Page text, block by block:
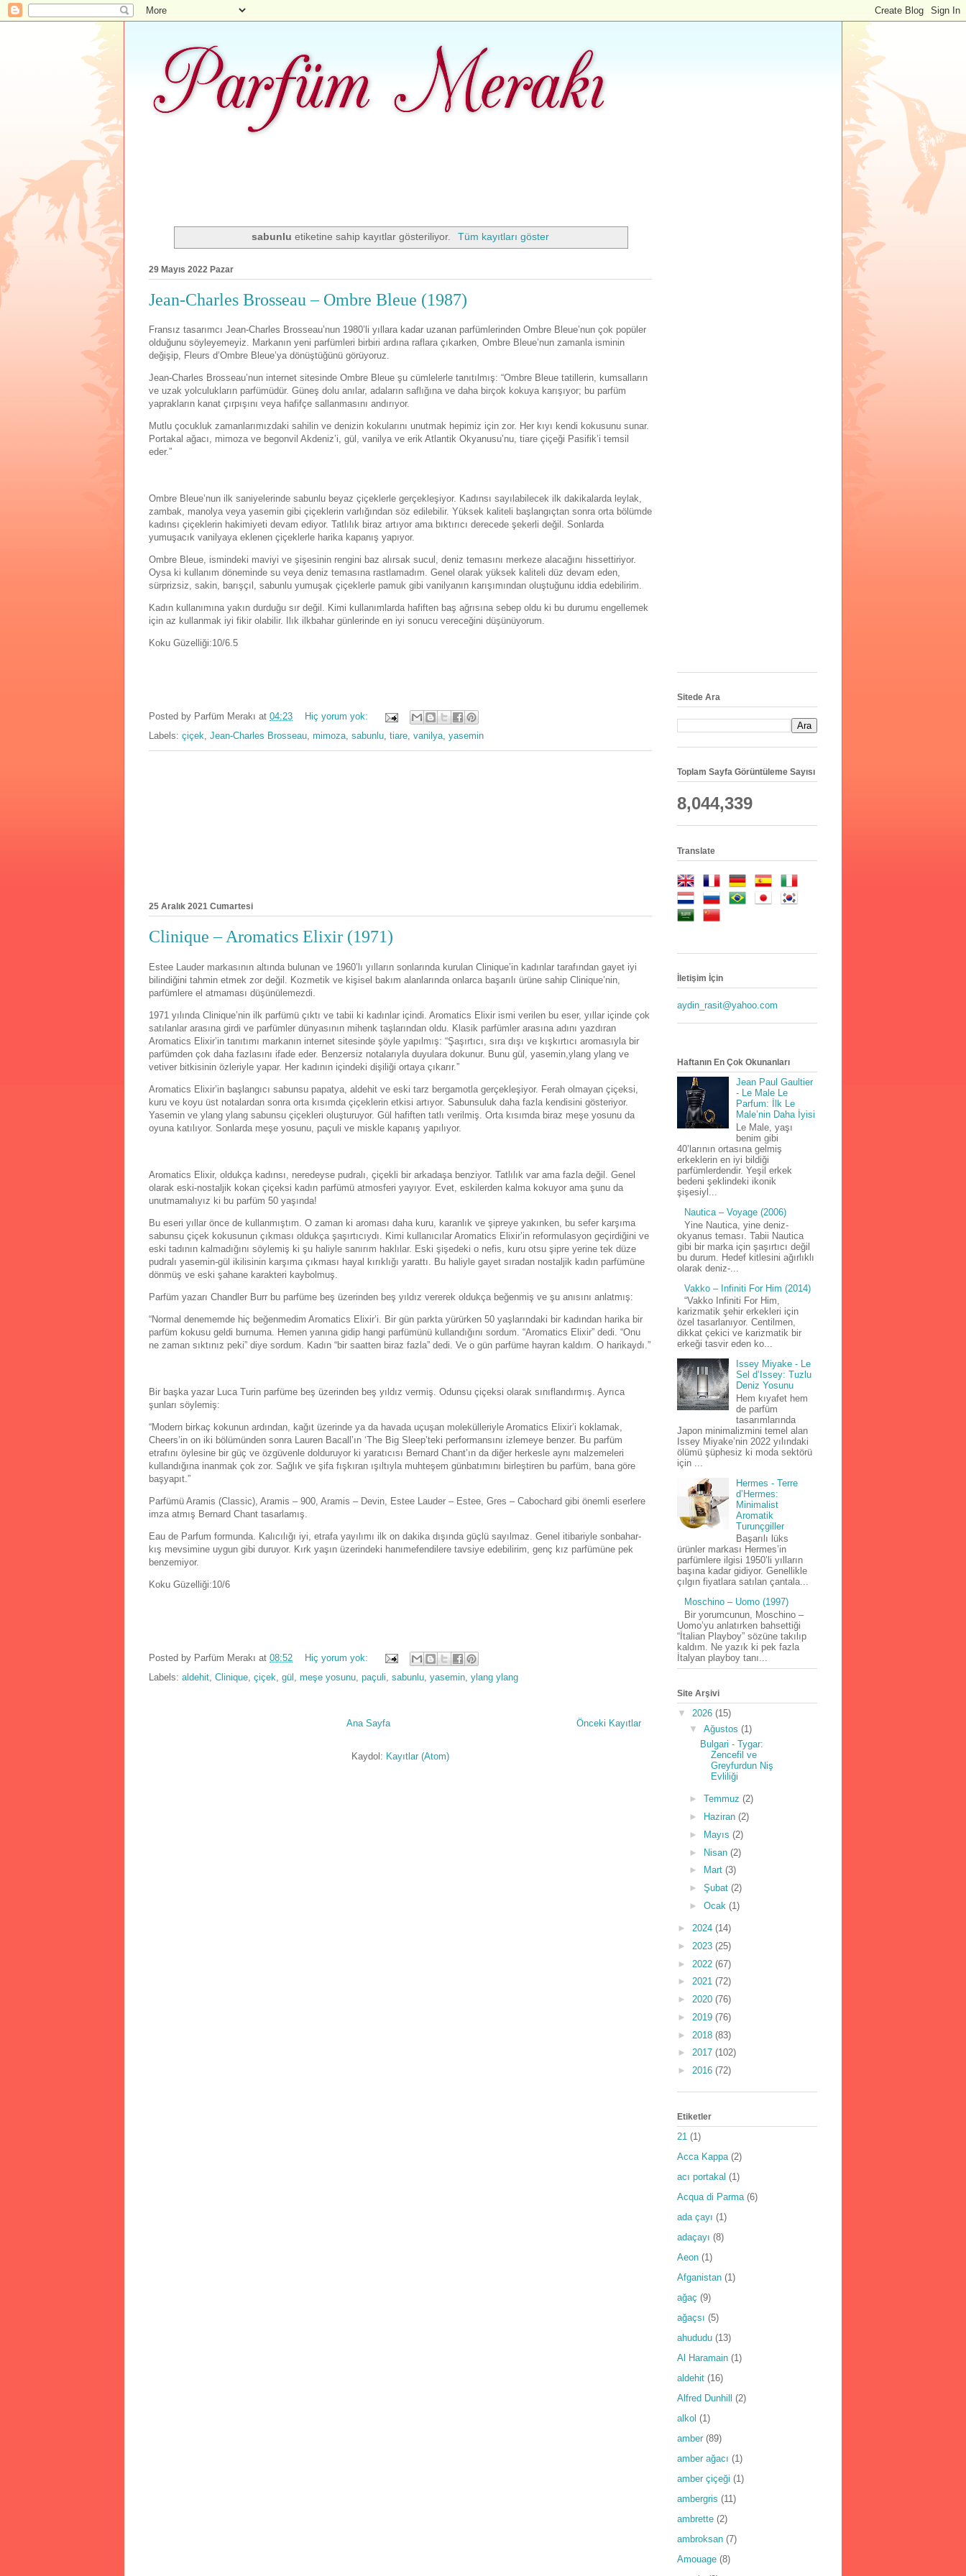
sabunlu etiketine sahip kayıtlar gösteriliyor. Tüm kayıtları göster
29 Mayıs 2022 Pazar
Jean-Charles Brosseau – Ombre Bleue (1987)
Fransız tasarımcı Jean-Charles Brosseau’nun 1980’li yıllara kadar uzanan parfümlerinden Ombre Bleue’nun çok popüler
olduğunu söyleyemeyiz. Markanın yeni parfümleri birbiri ardına raflara çıkarken, Ombre Bleue’nun zamanla isminin
değişip, Fleurs d’Ombre Bleue’ya dönüştüğünü görüyoruz.
Jean-Charles Brosseau’nun internet sitesinde Ombre Bleue şu cümlelerle tanıtılmış: “Ombre Bleue tatillerin, kumsalların
ve uzak yolculukların parfümüdür. Güneş dolu anılar, adaların saflığına ve daha birçok kokuya karışıyor; bu parfüm
yaprakların kanat çırpışını veya hafifçe sallanmasını andırıyor.
Mutlu çocukluk zamanlarımızdaki sahilin ve denizin kokularını unutmak hepimiz için zor. Her kıyı kendi kokusunu sunar.
Portakal ağacı, mimoza ve begonvil Akdeniz’i, gül, vanilya ve erik Atlantik Okyanusu’nu, tiare çiçeği Pasifik’i temsil
eder.”
Ombre Bleue’nun ilk saniyelerinde sabunlu beyaz çiçeklerle gerçekleşiyor. Kadınsı sayılabilecek ilk dakikalarda leylak,
zambak, manolya veya yasemin gibi çiçeklerin varlığından söz edilebilir. Yüksek kaliteli başlangıçtan sonra orta bölümde
kadınsı çiçeklerin hakimiyeti devam ediyor. Tatlılık biraz artıyor ama bıktırıcı derecede şekerli değil. Sonlarda
yumuşacık vanilyaya eklenen çiçeklerle harika kapanış yapıyor.
Ombre Bleue, ismindeki maviyi ve şişesinin rengini baz alırsak sucul, deniz temasını merkeze alacağını hissettiriyor.
Oysa ki kullanım döneminde su veya deniz temasına rastlamadım. Genel olarak yüksek kaliteli düz devam eden,
sürprizsiz, sakin, barışçıl, sabunlu yumuşak çiçeklerle pamuk gibi vanilyanın karışımından oluştuğunu iddia edebilirim.
Kadın kullanımına yakın durduğu sır değil. Kimi kullanımlarda hafiften baş ağrısına sebep oldu ki bu durumu engellemek
için az kullanmak iyi fikir olabilir. Ilık ilkbahar günlerinde en iyi sonucu vereceğini düşünüyorum.
Koku Güzelliği:10/6.5
Posted by Parfüm Merakı at 04:23
Hiç yorum yok:
Labels: çiçek, Jean-Charles Brosseau, mimoza, sabunlu, tiare, vanilya, yasemin
25 Aralık 2021 Cumartesi
Clinique – Aromatics Elixir (1971)
Estee Lauder markasının altında bulunan ve 1960’lı yılların sonlarında kurulan Clinique’in kadınlar tarafından gayet iyi
bilindiğini tahmin etmek zor değil. Kozmetik ve kişisel bakım alanlarında onlarca başarılı ürüne sahip Clinique’nin,
parfümlere el atmaması düşünülemezdi.
1971 yılında Clinique’nin ilk parfümü çıktı ve tabii ki kadınlar içindi. Aromatics Elixir ismi verilen bu eser, yıllar içinde çok
satılanlar arasına girdi ve parfümler dünyasının mihenk taşlarından oldu. Klasik parfümler arasına adını yazdıran
Aromatics Elixir’in tanıtımı markanın internet sitesinde şöyle yapılmış: “Şaşırtıcı, sıra dışı ve kışkırtıcı aromasıyla bir
parfümden çok daha fazlasını ifade eder. Benzersiz notalarıyla duyulara dokunur. Bunu gül, yasemin,ylang ylang ve
vetiver bitkisinin özleriyle yapar. Her kadının içindeki dişiliği ortaya çıkarır.”
Aromatics Elixir’in başlangıcı sabunsu papatya, aldehit ve eski tarz bergamotla gerçekleşiyor. Ferah olmayan çiçeksi,
kuru ve koyu üst notalardan sonra orta kısımda çiçeklerin etkisi artıyor. Sabunsuluk daha fazla kendisini gösteriyor.
Yasemin ve ylang ylang sabunsu çiçekleri oluşturuyor. Gül hafiften tatlı verilmiş. Orta kısımda biraz meşe yosunu da
oyuna katılıyor. Sonlarda meşe yosunu, paçuli ve miskle kapanış yapılıyor.
Aromatics Elixir, oldukça kadınsı, neredeyse pudralı, çiçekli bir arkadaşa benziyor. Tatlılık var ama fazla değil. Genel
olarak eski-nostaljik kokan çiçeksi kadın parfümü atmosferi yayıyor. Evet, eskilerden kalma kokuyor ama şunu da
unutmamalıyız ki bu parfüm 50 yaşında!
Bu eseri yıllar önce de kullanmıştım. O zaman ki aroması daha kuru, karanlık ve şipreye yakınken, bu sefer karşıma
sabunsu çiçek kokusunun çıkması oldukça şaşırtıcıydı. Kimi kullanıcılar Aromatics Elixir’in reformulasyon geçirdiğini ve
eski tadının kalmadığını söylemiş ki şu haliyle sanırım haklılar. Eski şişedeki o nefis, kuru otsu şipre yerine tek düze
pudralı yasemin-gül ikilisinin karşıma çıkması hayal kırıklığı yarattı. Bu haliyle gayet sıradan nostaljik kadın parfümüne
dönmüş ve eski şahane karakteri kaybolmuş.
Parfüm yazarı Chandler Burr bu parfüme beş üzerinden beş yıldız vererek oldukça beğenmiş ve şu anısını anlatmış:
“Normal denememde hiç beğenmedim Aromatics Elixir’i. Bir gün parkta yürürken 50 yaşlarındaki bir kadından harika bir
parfüm kokusu geldi burnuma. Hemen yanına gidip hangi parfümünü kullandığını sordum. “Aromatics Elixir” dedi. “Onu
ne zaman sıktınız peki” diye sordum. Kadın “bir saatten biraz fazla” dedi. Ve o gün parfüme hayran kaldım. O harikaydı.”
Bir başka yazar Luca Turin parfüme beş üzerinden beş yıldız vermiş. Odunsu çiçeksi olarak sınıflandırmış. Ayrıca
şunları söylemiş:
“Modern birkaç kokunun ardından, kağıt üzerinde ya da havada uçuşan molekülleriyle Aromatics Elixir’i koklamak,
Cheers’in on iki bölümünden sonra Lauren Bacall’ın ‘The Big Sleep’teki performansını izlemeye benzer. Bu parfüm
etrafını öylesine bir güç ve özgüvenle dolduruyor ki yaratıcısı Bernard Chant’ın da diğer herkesle aynı malzemeleri
kullandığına inanmak çok zor. Sağlık ve şifa fışkıran ışıltıyla muhteşem günbatımını birleştiren bu parfüm, bana göre
başyapıt.”
Parfümü Aramis (Classic), Aramis – 900, Aramis – Devin, Estee Lauder – Estee, Gres – Cabochard gibi önemli eserlere
imza atmış Bernard Chant tasarlamış.
Eau de Parfum formunda. Kalıcılığı iyi, etrafa yayılımı ilk on dakika dışında güçlü sayılmaz. Genel itibariyle sonbahar-
kış mevsimine uygun gibi duruyor. Kırk yaşın üzerindeki hanımefendilere tavsiye edebilirim, genç kız parfümüne pek
benzemiyor.
Koku Güzelliği:10/6
Posted by Parfüm Merakı at 08:52
Hiç yorum yok:
Labels: aldehit Clinique çiçek gül meşe yosunu paçuli sabunlu yasemin ylang ylang
Önceki Kayıtlar
Ana Sayfa
Kaydol: Kayıtlar (Atom)
Sitede Ara
Toplam Sayfa Görüntüleme Sayısı
8,044,339
Translate
İletişim İçin
aydin_rasit@yahoo.com
Haftanın En Çok Okunanları
Jean Paul Gaultier
- Le Male Le
Parfum: İlk Le
Male’nin Daha İyisi
Le Male, yaşı
benim gibi
40’larının ortasına gelmiş
erkeklerin en iyi bildiği
parfümlerdendir. Yeşil erkek
bedeni şeklindeki ikonik
şişesiyl...
Nautica – Voyage (2006)
Yine Nautica, yine deniz-
okyanus teması. Tabii Nautica
gibi bir marka için şaşırtıcı değil
bu durum. Hedef kitlesini ağırlıklı
olarak deniz-...
Vakko – Infiniti For Him (2014)
“Vakko Infiniti For Him,
karizmatik şehir erkekleri için
özel tasarlanıyor. Centilmen,
dikkat çekici ve karizmatik bir
erkeği tasvir eden ko...
Issey Miyake - Le
Sel d’Issey: Tuzlu
Deniz Yosunu
Hem kıyafet hem
de parfüm
tasarımlarında
Japon minimalizmini temel alan
Issey Miyake’nin 2022 yılındaki
ölümü şüphesiz ki moda sektörü
için ...
Hermes - Terre
d’Hermes:
Minimalist
Aromatik
Turunçgiller
Başarılı lüks
ürünler markası Hermes’in
parfümlere ilgisi 1950’li yılların
başına kadar gidiyor. Genellikle
çılgın fiyatlara satılan çantala...
Moschino – Uomo (1997)
Bir yorumcunun, Moschino –
Uomo’yu anlatırken bahsettiği
“İtalian Playboy” sözüne takılıp
kaldım. Ne yazık ki pek fazla
İtalyan playboy tanı...
Site Arşivi
▼ 2026 (15)
▼ Ağustos (1)
Bulgari - Tygar:
Zencefil ve
Greyfurdun Niş
Evliliği
► Temmuz (2)
►
Haziran (2)
►
Mayıs (2)
► Nisan (2)
►
Mart (3)
► Şubat (2)
► Ocak (1)
► 2024 (14)
► 2023 (25)
► 2022 (67)
► 2021 (72)
► 2020 (76)
► 2019 (76)
► 2018 (83)
► 2017 (102)
► 2016 (72)
Etiketler
21 (1)
Acca Kappa (2)
acı portakal (1)
Acqua di Parma (6)
ada çayı (1)
adaçayı (8)
Aeon (1)
Afganistan (1)
ağaç (9)
ağaçsı (5)
ahududu (13)
Al Haramain (1)
aldehit (16)
Alfred Dunhill
(2)
alkol (1)
amber (89)
amber ağacı (1)
amber çiçeği (1)
ambergris (11)
ambrette (2)
ambroksan (7)
Amouage (8)